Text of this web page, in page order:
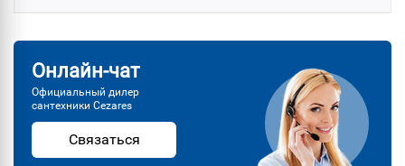
Онлайн-чат
Официальный дилер
сантехники Cezares
Связаться